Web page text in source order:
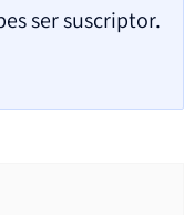
ser suscriptor.